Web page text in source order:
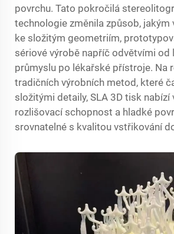
povrchu. Tato pokročilá
technologie změnila způsob,
ke složitým geometriím,
sériové výrobě napříč odvětvími od
průmyslu po lékařské přístroje. Na
tradičních výrobních metod, které
složitými detaily, SLA 3D tisk nabízí
rozlišovací schopnost a hladké
srovnatelné s kvalitou vstřikování